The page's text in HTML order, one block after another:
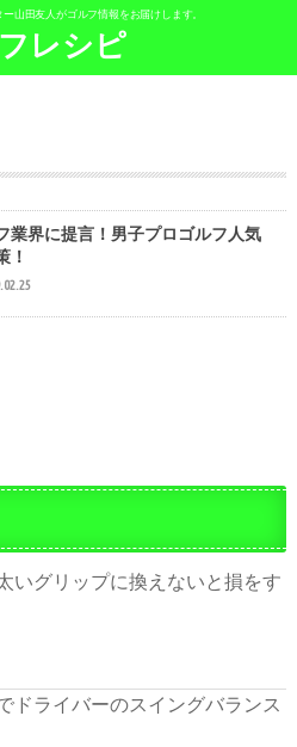
山田友人がゴルフ情報をお届けします。
レシピ
業界に提言！男子プロゴルフ人気
！
いグリップに換えないと損をす
ドライバーのスイングバランス